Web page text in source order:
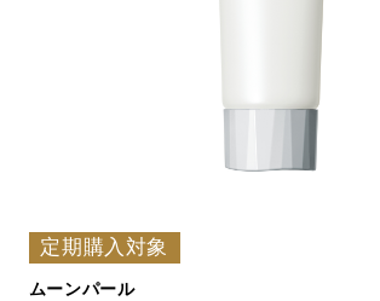
定期購入対象
ムーンパール